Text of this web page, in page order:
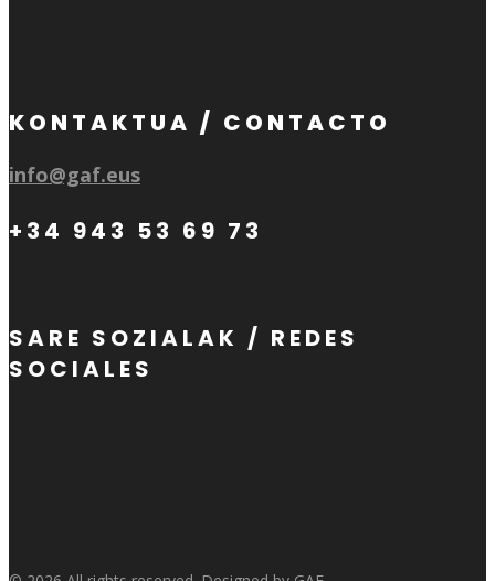
KONTAKTUA / CONTACTO
info@gaf.eus
+34 943 53 69 73
SARE SOZIALAK / REDES
SOCIALES